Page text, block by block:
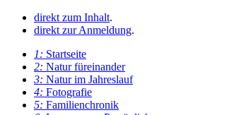
direkt zum Inhalt.
direkt zur Anmeldung.
1: Startseite
2: Natur füreinander
3: Natur im Jahreslauf
4: Fotografie
5: Familienchronik